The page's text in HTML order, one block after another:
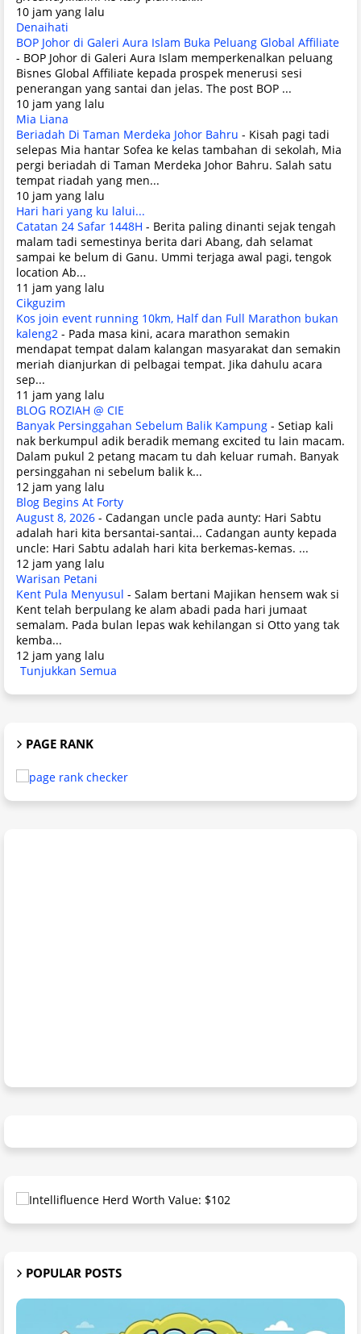
10 jam yang lalu
Denaihati
BOP Johor di Galeri Aura Islam Buka Peluang Global Affiliate
- BOP Johor di Galeri Aura Islam memperkenalkan peluang
Bisnes Global Affiliate kepada prospek menerusi sesi
penerangan yang santai dan jelas. The post BOP ...
10 jam yang lalu
Mia Liana
Beriadah Di Taman Merdeka Johor Bahru - Kisah pagi tadi
selepas Mia hantar Sofea ke kelas tambahan di sekolah, Mia
pergi beriadah di Taman Merdeka Johor Bahru. Salah satu
tempat riadah yang men...
10 jam yang lalu
Hari hari yang ku lalui...
Catatan 24 Safar 1448H - Berita paling dinanti sejak tengah
malam tadi semestinya berita dari Abang, dah selamat
sampai ke belum di Ganu. Ummi terjaga awal pagi, tengok
location Ab...
11 jam yang lalu
Cikguzim
Kos join event running 10km, Half dan Full Marathon bukan
kaleng2 - Pada masa kini, acara marathon semakin
mendapat tempat dalam kalangan masyarakat dan semakin
meriah dianjurkan di pelbagai tempat. Jika dahulu acara
sep...
11 jam yang lalu
BLOG ROZIAH @ CIE
Banyak Persinggahan Sebelum Balik Kampung - Setiap kali
nak berkumpul adik beradik memang excited tu lain macam.
Dalam pukul 2 petang macam tu dah keluar rumah. Banyak
persinggahan ni sebelum balik k...
12 jam yang lalu
Blog Begins At Forty
August 8, 2026 - Cadangan uncle pada aunty: Hari Sabtu
adalah hari kita bersantai-santai... Cadangan aunty kepada
uncle: Hari Sabtu adalah hari kita berkemas-kemas. ...
12 jam yang lalu
Warisan Petani
Kent Pula Menyusul - Salam bertani Majikan hensem wak si
Kent telah berpulang ke alam abadi pada hari jumaat
semalam. Pada bulan lepas wak kehilangan si Otto yang tak
kemba...
12 jam yang lalu
Tunjukkan Semua
PAGE RANK
POPULAR POSTS